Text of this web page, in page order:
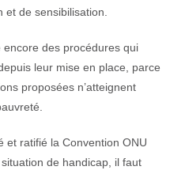
et de sensibilisation.
encore des procédures qui
leur mise en place, parce
proposées n’atteignent
et ratifié la Convention ONU
de handicap, il faut